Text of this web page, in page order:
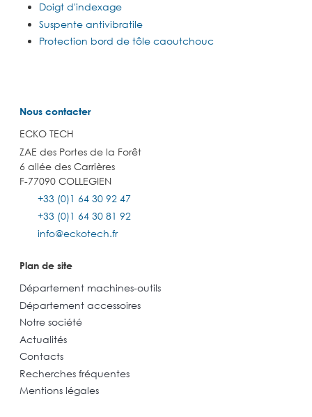
Doigt d'indexage
Suspente antivibratile
Protection bord de tôle caoutchouc
Nous contacter
ECKO TECH
ZAE des Portes de la Forêt
6 allée des Carrières
F-77090 COLLEGIEN
+33 (0)1 64 30 92 47
+33 (0)1 64 30 81 92
info@eckotech.fr
Plan de site
Département machines-outils
Département accessoires
Notre société
Actualités
Contacts
Recherches fréquentes
Mentions légales